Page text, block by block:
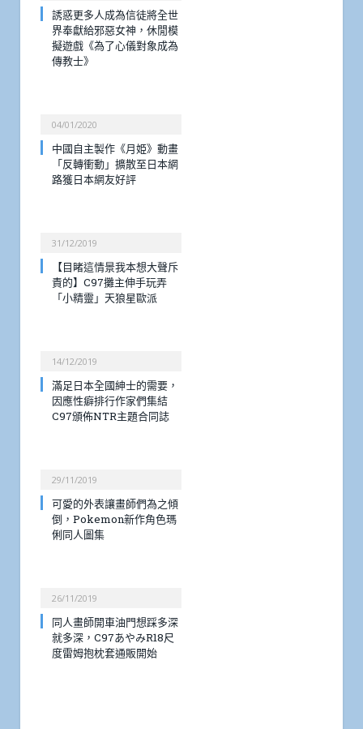
誘惑更多人成為信徒將全世
界奉獻給邪惡女神，休閒模
擬遊戲《為了心儀對象成為
傳教士》
04/01/2020
中國自主製作《月姫》動畫
「反轉衝動」擴散至日本網
路獲日本網友好評
31/12/2019
【目睹這情景我本想大聲斥
責的】C97攤主伸手玩弄
「小精靈」天狼星歐派
14/12/2019
滿足日本全國紳士的需要，
因應性癖排行作家們集結
C97頒佈NTR主題合同誌
29/11/2019
可愛的外表讓畫師們為之傾
倒，Pokemon新作角色瑪
俐同人圖集
26/11/2019
同人畫師開車油門想踩多深
就多深，C97あやみR18尺
度雷姆抱枕套通販開始